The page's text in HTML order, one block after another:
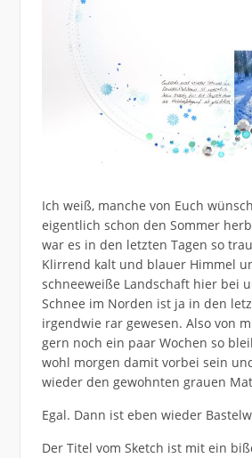
Ich weiß, manche von Euch
eigentlich schon den Sommer
war es in den letzten Tagen so
Klirrend kalt und blauer Himmel
schneeweiße Landschaft hier bei
Schnee im Norden ist ja in den
irgendwie rar gewesen. Also von
gern noch ein paar Wochen so
wohl morgen damit vorbei sein
wieder den gewohnten grauen
Egal. Dann ist eben wieder
Der Titel vom Sketch ist mit ein